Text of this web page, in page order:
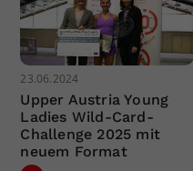
23.06.2024
Upper Austria Young
Ladies Wild-Card-
Challenge 2025 mit
neuem Format